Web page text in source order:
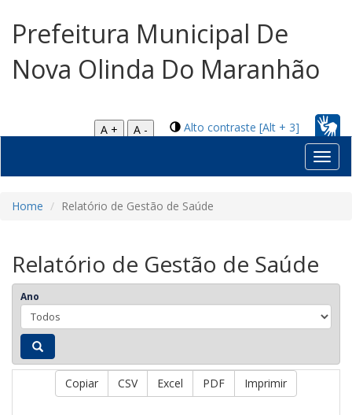
Prefeitura Municipal De
Nova Olinda Do Maranhão
Alto contraste [Alt + 3]
A +
A -
Home Relatório de Gestão de Saúde
Relatório de Gestão de Saúde
Ano
Copiar CSV Excel PDF Imprimir